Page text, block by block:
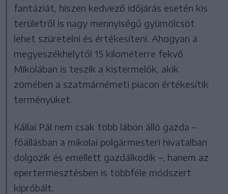
fantáziát, hiszen kedvező időjárás esetén kis
területről is nagy mennyiségű gyümölcsöt
lehet szüretelni és értékesíteni. Ahogyan a
megyeszékhelytől 15 kilométerre fekvő
Mikolában is teszik a kistermelők, akik
zömében a szatmárnémeti piacon értékesítik
terményüket.
Kállai Pál nem csak több lábon álló gazda –
főállásban a mikolai polgármesteri hivatalban
dolgozik és emellett gazdálkodik –, hanem az
epertermesztésben is többféle módszert
kipróbált.